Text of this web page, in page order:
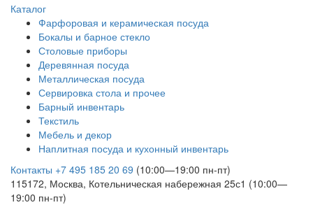
Каталог
Фарфоровая и керамическая посуда
Бокалы и барное стекло
Столовые приборы
Деревянная посуда
Металлическая посуда
Сервировка стола и прочее
Барный инвентарь
Текстиль
Мебель и декор
Наплитная посуда и кухонный инвентарь
Контакты +7 495 185 20 69 (10:00—19:00 пн-пт)
115172, Москва, Котельническая набережная 25с1 (10:00—
19:00 пн-пт)